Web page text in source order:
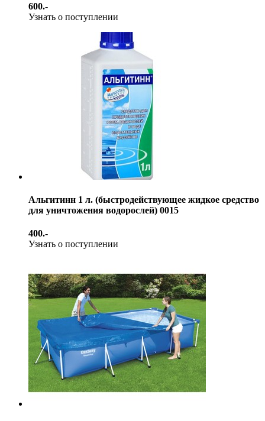
600.-
Узнать о поступлении
Альгитинн 1 л. (быстродействующее жидкое средство
для уничтожения водорослей) 0015
400.-
Узнать о поступлении